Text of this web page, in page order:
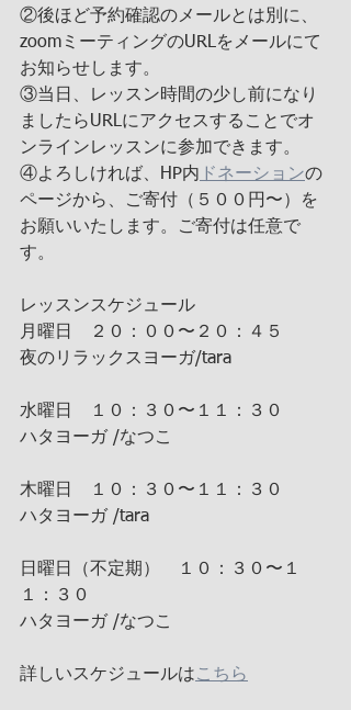
②後ほど予約確認のメールとは別に、
zoomミーティングのURLをメールにて
お知らせします。
③当日、レッスン時間の少し前になり
ましたらURLにアクセスすることでオ
ンラインレッスンに参加できます。
④よろしければ、HP内
ドネーションの
ページから、ご寄付（５００円〜）を
お願いいたします。ご寄付は任意で
す。
レッスンスケジュール
月曜日　２０：００〜２０：４５
夜のリラックスヨーガ/tara
水曜日　１０：３０〜１１：３０
ハタヨーガ /なつこ
木曜日　１０：３０〜１１：３０
ハタヨーガ /tara
日曜日（不定期）　１０：３０〜１
１：３０
ハタヨーガ /なつこ
詳しいスケジュールはこちら